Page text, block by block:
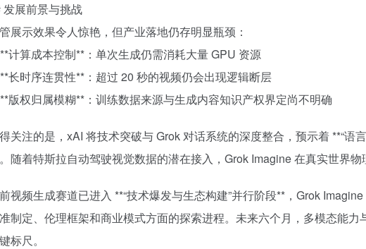
发展前景与挑战
展示效果令人惊艳，但产业落地仍存明显瓶颈：
计算成本控制**：单次生成仍需消耗大量 GPU 资源
长时序连贯性**：超过 20 秒的视频仍会出现逻辑断层
版权归属模糊**：训练数据来源与生成内容知识产权界定尚不明确
关注的是，xAI 将技术突破与 Grok 对话系统的深度整合，预示着 **“语
随着特斯拉自动驾驶视觉数据的潜在接入，Grok Imagine 在真实世界物
视频生成赛道已进入 **“技术爆发与生态构建”并行阶段**，Grok
制定、伦理框架和商业模式方面的探索进程。未来六个月，多模态能
标尺。